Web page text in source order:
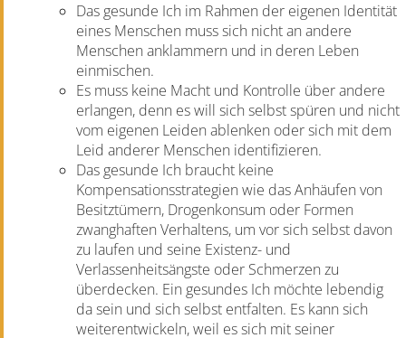
Das gesunde Ich im Rahmen der eigenen Identität
eines Menschen muss sich nicht an andere
Menschen anklammern und in deren Leben
einmischen.
Es muss keine Macht und Kontrolle über andere
erlangen, denn es will sich selbst spüren und nicht
vom eigenen Leiden ablenken oder sich mit dem
Leid anderer Menschen identifizieren.
Das gesunde Ich braucht keine
Kompensationsstrategien wie das Anhäufen von
Besitztümern, Drogenkonsum oder Formen
zwanghaften Verhaltens, um vor sich selbst davon
zu laufen und seine Existenz- und
Verlassenheitsängste oder Schmerzen zu
überdecken. Ein gesundes Ich möchte lebendig
da sein und sich selbst entfalten. Es kann sich
weiterentwickeln, weil es sich mit seiner